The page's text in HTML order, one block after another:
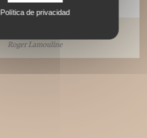
Roger Lamouline
Política de privacidad